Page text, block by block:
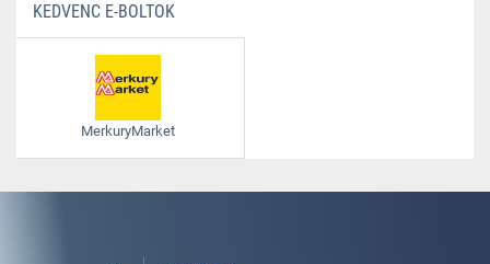
KEDVENC E-BOLTOK
MerkuryMarket